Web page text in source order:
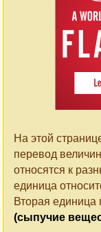
На этой
перевод
относятся к
единица
Вторая единица
(сыпучие